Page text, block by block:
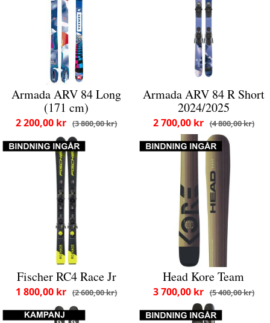
Armada ARV 84 Long
(171 cm)
3 800,00 kr
2 200,00 kr
Armada ARV 84 R Short
2024/2025
4 800,00 kr
2 700,00 kr
Fischer RC4 Race Jr
2 600,00 kr
1 800,00 kr
Head Kore Team
5 400,00 kr
3 700,00 kr